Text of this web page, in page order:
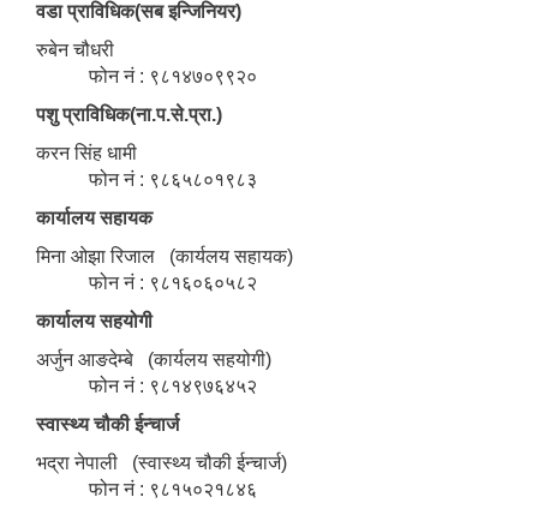
वडा प्राविधिक(सब इन्जिनियर)
रुबेन चौधरी
फोन नं : ९८१४७०९९२०
पशु प्राविधिक(ना.प.से.प्रा.)
करन सिंह धामी
फोन नं : ९८६५८०१९८३
कार्यालय सहायक
मिना ओझा रिजाल (कार्यलय सहायक)
फोन नं : ९८१६०६०५८२
कार्यालय सहयोगी
अर्जुन आङदेम्बे (कार्यलय सहयोगी)
फोन नं : ९८१४९७६४५२
स्वास्थ्य चौकी ईन्चार्ज
भद्रा नेपाली (स्वास्थ्य चौकी ईन्चार्ज)
फोन नं : ९८१५०२१८४६